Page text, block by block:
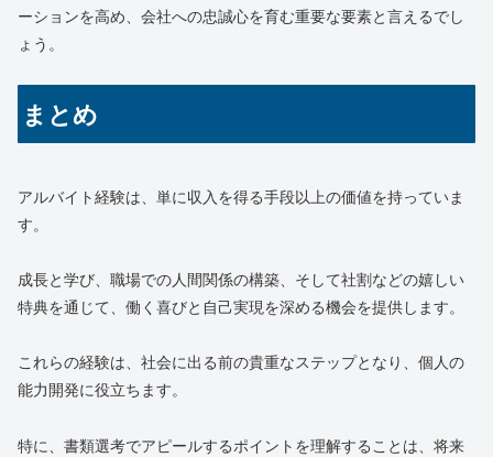
ーションを高め、会社への忠誠心を育む重要な要素と言えるでし
ょう。
まとめ
アルバイト経験は、単に収入を得る手段以上の価値を持っていま
す。
成長と学び、職場での人間関係の構築、そして社割などの嬉しい
特典を通じて、働く喜びと自己実現を深める機会を提供します。
これらの経験は、社会に出る前の貴重なステップとなり、個人の
能力開発に役立ちます。
特に、書類選考でアピールするポイントを理解することは、将来